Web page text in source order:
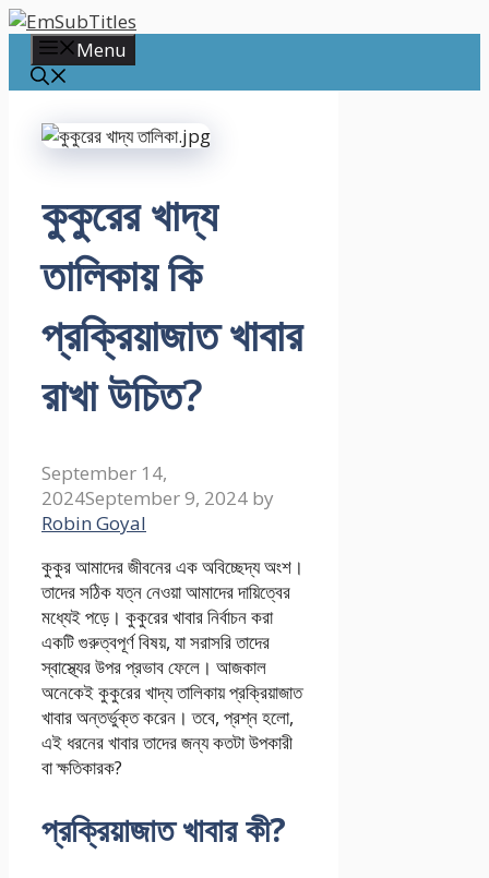
Skip
content
Menu
কুকুরের খাদ্য
তালিকায় কি
প্রক্রিয়াজাত খাবার
রাখা উচিত?
September 14,
2024September 9, 2024 by
Robin Goyal
কুকুর আমাদের জীবনের এক অবিচ্ছেদ্য অংশ।
তাদের সঠিক যত্ন নেওয়া আমাদের দায়িত্বের
মধ্যেই পড়ে। কুকুরের খাবার নির্বাচন করা
একটি গুরুত্বপূর্ণ বিষয়, যা সরাসরি তাদের
স্বাস্থ্যের উপর প্রভাব ফেলে। আজকাল
অনেকেই কুকুরের খাদ্য তালিকায় প্রক্রিয়াজাত
খাবার অন্তর্ভুক্ত করেন। তবে, প্রশ্ন হলো,
এই ধরনের খাবার তাদের জন্য কতটা উপকারী
বা ক্ষতিকারক?
প্রক্রিয়াজাত খাবার কী?